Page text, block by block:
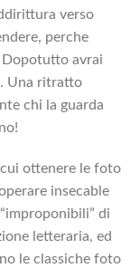
verso
perche
Dopotutto avrai
Una ritratto
chi la guarda
ottenere le foto
insecable
di
letteraria, ed
le classiche foto